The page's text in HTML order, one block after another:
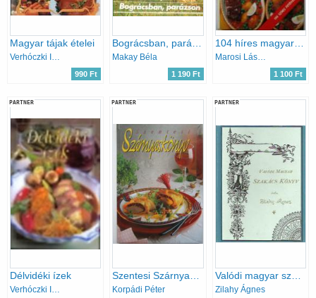
Magyar tájak ételei
Verhóczki István
990 Ft
Bográcsban, parázson
Makay Béla
1 190 Ft
104 híres magyar recept
Marosi László (szerk.)
1 100 Ft
PARTNER
Délvidéki ízek
Verhóczki István (szerk.)
PARTNER
Korpádi Péter
PARTNER
Valódi magyar szakácskönyv (Reprint)
Zilahy Ágnes